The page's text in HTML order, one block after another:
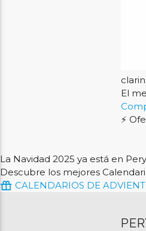
El
⚡
La Navidad 2025 ya está en
Descubre los mejores
CALENDARIOS DE